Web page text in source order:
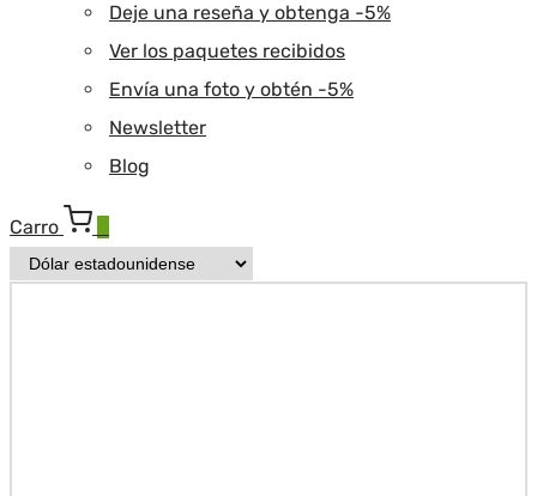
Deje una reseña y obtenga -5%
Ver los paquetes recibidos
Envía una foto y obtén -5%
Newsletter
Blog
Carro